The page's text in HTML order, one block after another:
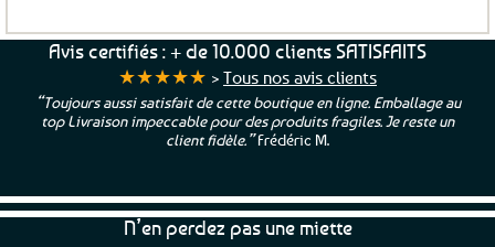
Avis certifiés : + de 10.000 clients SATISFAITS
★★★★★ > Tous nos avis clients
“Toujours aussi satisfait de cette boutique en ligne. Emballage au
top Livraison impeccable pour des produits fragiles. Je reste un
client fidèle.”Frédéric M.
N’en perdez pas une miette